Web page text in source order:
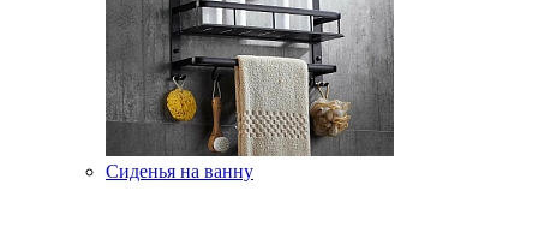
Сиденья на ванну